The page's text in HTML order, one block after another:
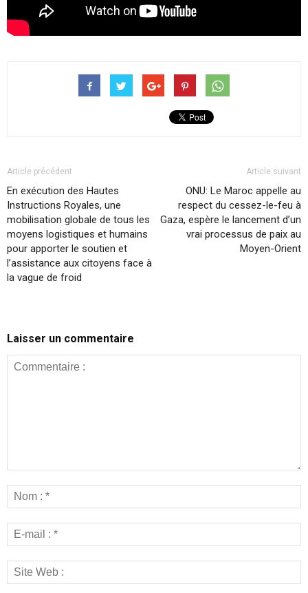
Article précédent
En exécution des Hautes
Instructions Royales, une
mobilisation globale de tous les
moyens logistiques et humains
pour apporter le soutien et
l’assistance aux citoyens face à
la vague de froid
Article suivant
ONU: Le Maroc appelle au
respect du cessez-le-feu à
Gaza, espère le lancement d’un
vrai processus de paix au
Moyen-Orient
Laisser un commentaire